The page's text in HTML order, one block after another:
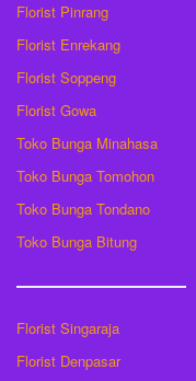
Florist Pinrang
Florist Enrekang
Florist Soppeng
Florist Gowa
Toko Bunga Minahasa
Toko Bunga Tomohon
Toko Bunga Tondano
Toko Bunga Bitung
Florist Singaraja
Florist Denpasar